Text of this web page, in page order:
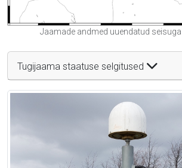
Jaamade andmed uuendatud
Tugijaama staatuse selgitused